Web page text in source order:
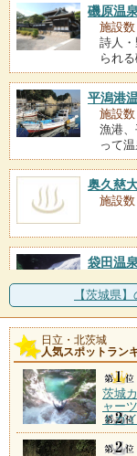
磯原温泉
施設
詩人
られ
平潟港
施設
漁港
って
奥久慈
施設
袋田温泉
久慈
なお
【茨城県
日立・北茨城
人気スポットラン
茨城
ャー
ドガ